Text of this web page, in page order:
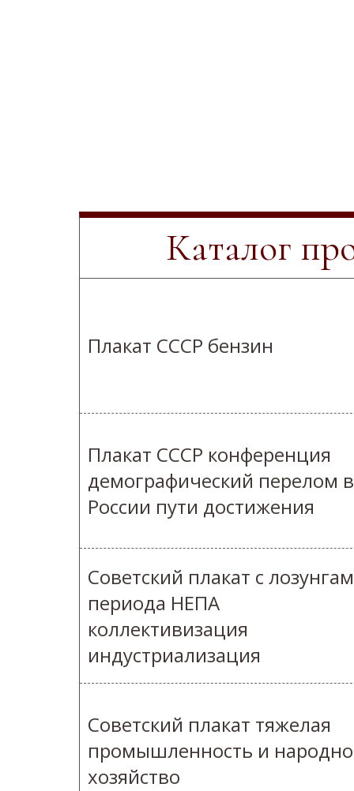
Каталог
Плакат СССР бензин
Плакат СССР конференция
демографический перелом в
России пути достижения
Советский плакат с
периода НЕПА
коллективизация
индустриализация
Советский плакат тяжелая
промышленность и
хозяйство